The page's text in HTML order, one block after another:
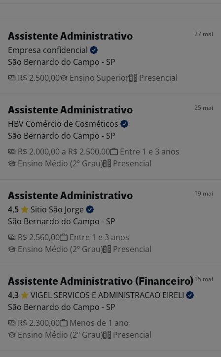
Assistente Administrativo 27 mai
Empresa confidencial
São Bernardo do Campo - SP
R$ 2.500,00
Ensino Superior Presencial
Assistente Administrativo 25 mai
HBV Comércio de Cosméticos
São Bernardo do Campo - SP
R$ 2.000,00 a R$ 2.500,00
Entre 1 e 3 anos
Ensino Médio (2º Grau)
Presencial
Assistente Administrativo 19 mai
4,5 Sitio São Jorge
São Bernardo do Campo - SP
R$ 2.560,00
Entre 1 e 3 anos
Ensino Médio (2º Grau)
Presencial
Assistente Administrativo (Financeiro)15 mai
4,3 VIGEL SERVICOS E ADMINISTRACAO EIRELI
São Bernardo do Campo - SP
R$ 2.300,00
Menos de 1 ano
Ensino Médio (2º Grau)
Presencial